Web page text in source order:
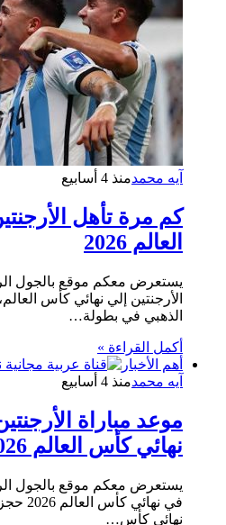
آيه محمدمنذ 4 أسابيع
كم مرة تأهل
العالم 2026
يستعرض معكم موقع بالجول
الأرجنتين إلي نهائي كأس
الذهبي في بطولة…
أكمل القراءة »
أهم الأخبار
آيه محمدمنذ 4 أسابيع
موعد مباراة
نهائي كأس العالم 2026
يستعرض معكم موقع بالجول
في
نهائي كأس…